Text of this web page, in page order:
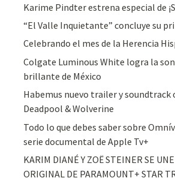
Karime Pindter estrena especial de
“El Valle Inquietante” concluye su
Celebrando el mes de la Herencia
Colgate Luminous White logra la
brillante de México
Habemus nuevo trailer y soundtrack
Deadpool & Wolverine
Todo lo que debes saber sobre
serie documental de Apple Tv+
KARIM DIANÉ Y ZOË STEINER SE
ORIGINAL DE PARAMOUNT+ STAR